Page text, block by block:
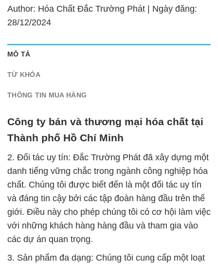
Author: Hóa Chất Đắc Trường Phát | Ngày đăng:
28/12/2024
MÔ TẢ
TỪ KHÓA
THÔNG TIN MUA HÀNG
Công ty bán và thương mại hóa chất tại
Thành phố Hồ Chí Minh
2. Đối tác uy tín: Đắc Trường Phát đã xây dựng một
danh tiếng vững chắc trong ngành công nghiệp hóa
chất. Chúng tôi được biết đến là một đối tác uy tín
và đáng tin cậy bởi các tập đoàn hàng đầu trên thế
giới. Điều này cho phép chúng tôi có cơ hội làm việc
với những khách hàng hàng đầu và tham gia vào
các dự án quan trọng.
3. Sản phẩm đa dạng: Chúng tôi cung cấp một loạt